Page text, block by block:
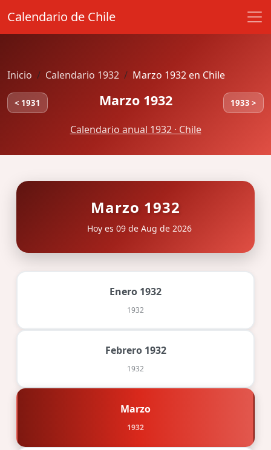
Calendario de Chile
Inicio Calendario 1932 Marzo 1932 en Chile
< 1931 Marzo 1932 1933 >
Calendario anual 1932 · Chile
Marzo 1932
Hoy es 09 de Aug de 2026
Enero 1932
1932
Febrero 1932
1932
Marzo
1932